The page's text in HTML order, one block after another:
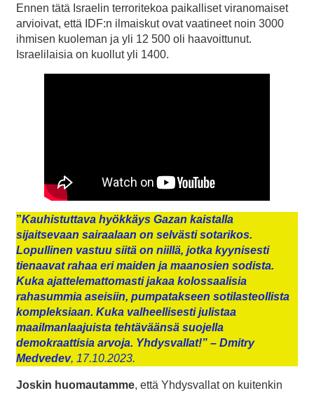
Ennen tätä Israelin terroritekoa paikalliset viranomaiset
arvioivat, että IDF:n ilmaiskut ovat vaatineet noin 3000
ihmisen kuoleman ja yli 12 500 oli haavoittunut.
Israelilaisia on kuollut yli 1400.
”Kauhistuttava hyökkäys Gazan kaistalla
sijaitsevaan sairaalaan on selvästi sotarikos.
Lopullinen vastuu siitä on niillä, jotka kyynisesti
tienaavat rahaa eri maiden ja maanosien sodista.
Kuka ajattelemattomasti jakaa kolossaalisia
rahasummia aseisiin, pumpatakseen sotilasteollista
kompleksiaan. Kuka valheellisesti julistaa
maailmanlaajuista tehtäväänsä suojella
demokraattisia arvoja. Yhdysvallat!” – Dmitry
Medvedev, 17.10.2023.
Joskin huomautamme, että Yhdysvallat on kuitenkin